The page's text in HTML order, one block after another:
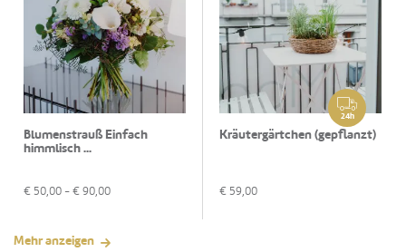
Blumenstrauß Einfach
himmlisch ...
€ 50,00 - € 90,00
24h
Kräutergärtchen (gepflanzt)
€ 59,00
Mehr anzeigen